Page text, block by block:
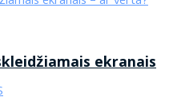
ekranais